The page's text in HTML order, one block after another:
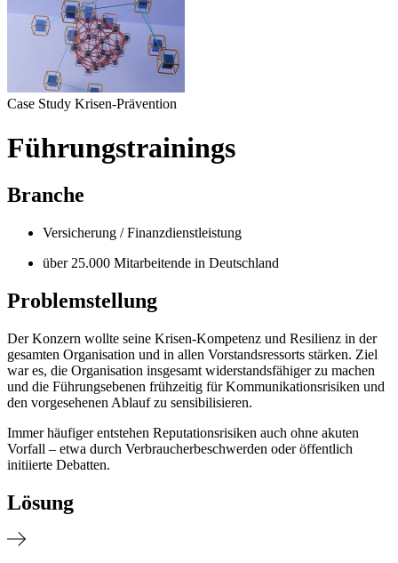
Case Study Krisen-Prävention
Führungstrainings
Branche
Versicherung / Finanzdienstleistung
über 25.000 Mitarbeitende in Deutschland
Problemstellung
Der Konzern wollte seine Krisen-Kompetenz und Resilienz in der
gesamten Organisation und in allen Vorstandsressorts stärken. Ziel
war es, die Organisation insgesamt widerstandsfähiger zu machen
und die Führungsebenen frühzeitig für Kommunikationsrisiken und
den vorgesehenen Ablauf zu sensibilisieren.
Immer häufiger entstehen Reputationsrisiken auch ohne akuten
Vorfall – etwa durch Verbraucherbeschwerden oder öffentlich
initiierte Debatten.
Lösung